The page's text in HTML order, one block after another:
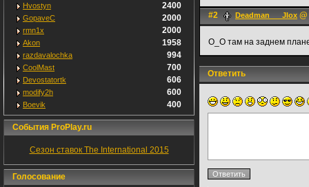
Hvostyn 2400
GopaveC 2000
rmn1x 2000
Akon 1958
razdavalochka 994
CoolMast 700
Devostatortk 606
modify2h 600
Boevik 400
События ProPlay.ru
Сезон ставок The International 2015
Голосование
#2 Deadman___JIox
О_О там на заднем
Ответить